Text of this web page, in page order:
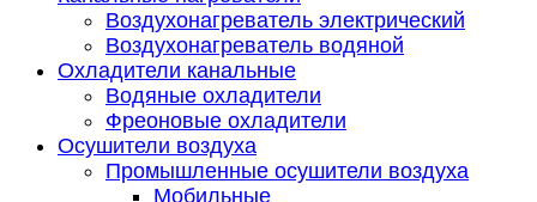
Воздухонагреватель электрический
Воздухонагреватель водяной
Охладители канальные
Водяные охладители
Фреоновые охладители
Осушители воздуха
Промышленные осушители воздуха
Мобильные